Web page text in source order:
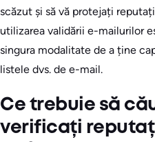
scăzut și să vă protejați
utilizarea validării e-mailurilor
singura modalitate de a ține
listele dvs. de e-mail.
Ce trebuie să
verificați